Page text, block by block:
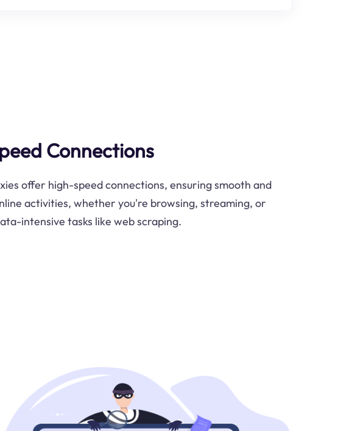
Connections
offer high-speed connections, ensuring smooth and
activities, whether you're browsing, streaming, or
intensive tasks like web scraping.